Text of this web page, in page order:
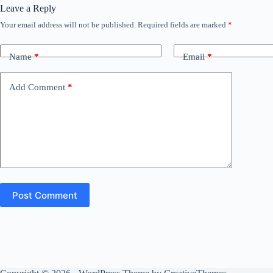
Leave a Reply
Your email address will not be published. Required fields are marked *
Name* Email*
Add Comment *
Post Comment